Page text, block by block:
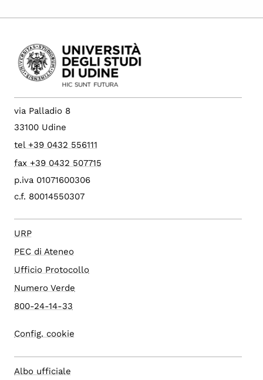
via Palladio 8
33100 Udine
tel +39 0432 556111
fax +39 0432 507715
p.iva 01071600306
c.f. 80014550307
URP
PEC di Ateneo
Ufficio Protocollo
Numero Verde
800-24-14-33
Config. cookie
Albo ufficiale